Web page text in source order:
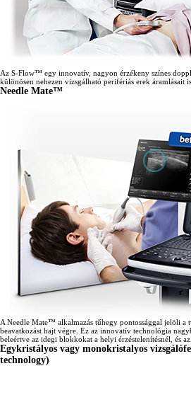
Az S-Flow™ egy innovatív, nagyon érzékeny színes
különösen nehezen vizsgálható perifériás erek áramlásait is.
Needle Mate™
A Needle Mate™ alkalmazás tűhegy pontossággal jelöli a
beavatkozást hajt végre. Ez az innovatív technológia
beleértve az idegi blokkokat a helyi érzéstelenítésnél, és az
Egykristályos vagy monokristalyos
technology)